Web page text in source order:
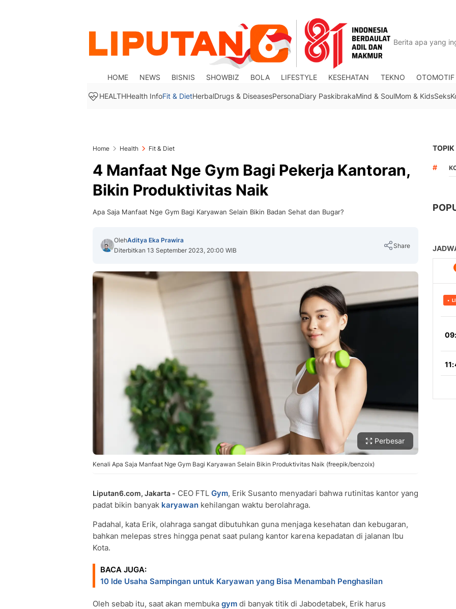
HOME NEWS BISNIS SHOWBIZ BOLA LIFESTYLE KESEHATAN TEKNO OTOMOTIF
HEALTHHealth InfoFit & DietHerbalDrugs & DiseasesPersonaDiary PaskibrakaMind & SoulMom & KidsSeks
Home Health Fit & Diet
4 Manfaat Nge Gym Bagi Pekerja Kantoran,
Bikin Produktivitas Naik
Apa Saja Manfaat Nge Gym Bagi Karyawan Selain Bikin Badan Sehat dan Bugar?
OlehAditya Eka Prawira
Diterbitkan 13 September 2023, 20:00 WIB
Share
Copy Link
Perbesar
Kenali Apa Saja Manfaat Nge Gym Bagi Karyawan Selain Bikin Produktivitas Naik (freepik/benzoix)
Liputan6.com, Jakarta - CEO FTL Gym, Erik Susanto menyadari bahwa rutinitas kantor yang
padat bikin banyak karyawan kehilangan waktu berolahraga.
Padahal, kata Erik, olahraga sangat dibutuhkan guna menjaga kesehatan dan kebugaran,
bahkan melepas stres hingga penat saat pulang kantor karena kepadatan di jalanan Ibu
Kota.
BACA JUGA:
10 Ide Usaha Sampingan untuk Karyawan yang Bisa Menambah Penghasilan
Oleh sebab itu, saat akan membuka gym di banyak titik di Jabodetabek, Erik harus
TOPIK
#